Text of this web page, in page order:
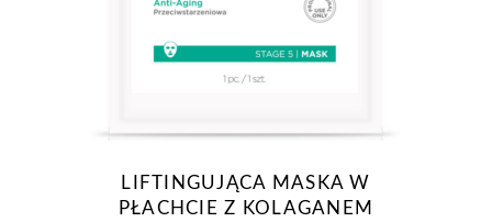
LIFTINGUJĄCA MASKA W
PŁACHCIE Z KOLAGANEM